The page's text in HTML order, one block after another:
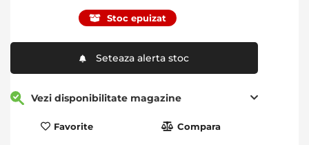
gallery
Stoc epuizat
Seteaza alerta stoc
Vezi disponibilitate magazine
Favorite Compara